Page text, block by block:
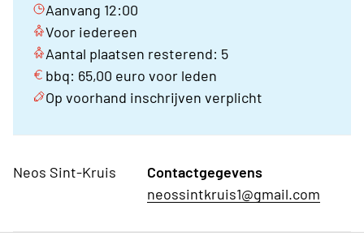
Aanvang 12:00
Voor iedereen
Aantal plaatsen resterend: 5
bbq: 65,00 euro voor leden
Op voorhand inschrijven verplicht
Neos Sint-Kruis
Contactgegevens
neossintkruis1@gmail.com